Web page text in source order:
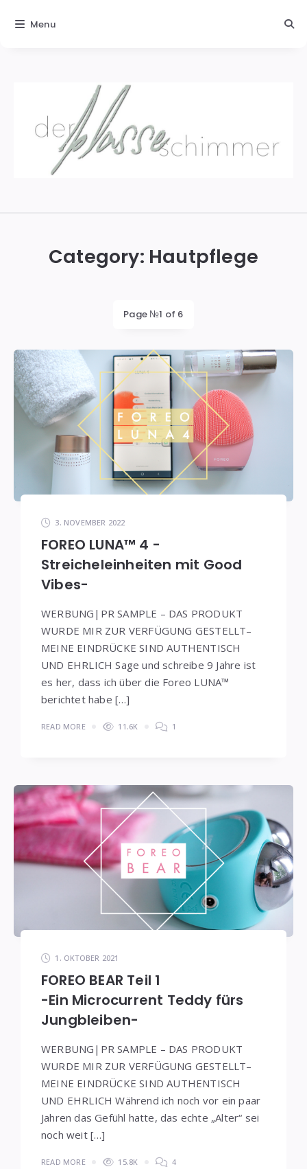
Category: Hautpflege
Page №1 of 6
3. NOVEMBER 2022
FOREO LUNA™ 4 -
Streicheleinheiten mit Good
Vibes-
WERBUNG|PR SAMPLE – DAS PRODUKT
WURDE MIR ZUR VERFÜGUNG GESTELLT–
MEINE EINDRÜCKE SIND AUTHENTISCH
UND EHRLICH Sage und schreibe 9 Jahre ist
es her, dass ich über die Foreo LUNA™
berichtet habe […]
READ MORE 11.6K 1
1. OKTOBER 2021
FOREO BEAR Teil 1
-Ein Microcurrent Teddy fürs
Jungbleiben-
WERBUNG|PR SAMPLE – DAS PRODUKT
WURDE MIR ZUR VERFÜGUNG GESTELLT–
MEINE EINDRÜCKE SIND AUTHENTISCH
UND EHRLICH Während ich noch vor ein paar
Jahren das Gefühl hatte, das echte „Alter“ sei
noch weit […]
READ MORE 15.8K 4
Menu